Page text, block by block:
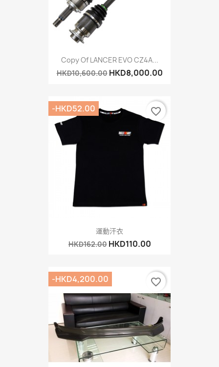
Copy Of LANCER EVO CZ4A...
HKD10,600.00 HKD8,000.00
運動汗衣
HKD162.00 HKD110.00
-HKD52.00 favorite_border
-HKD4,200.00 favorite_border